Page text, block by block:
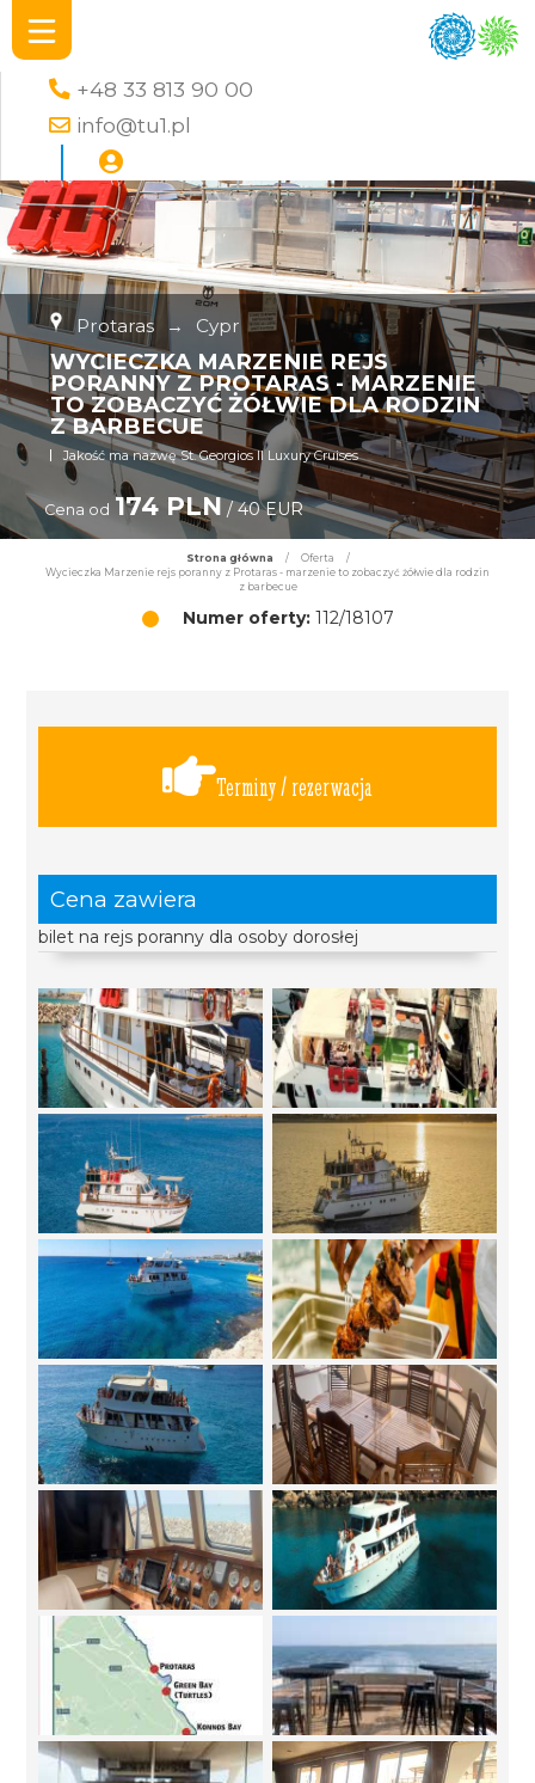
+48 33 813 90 00
info@tu1.pl
Protaras → Cypr
WYCIECZKA MARZENIE REJS
PORANNY Z PROTARAS - MARZENIE
TO ZOBACZYĆ ŻÓŁWIE DLA RODZIN
Z BARBECUE
Jakość ma nazwę St. Georgios II Luxury Cruises
Cena od 174 PLN/ 40 EUR
Strona główna / Oferta
/
Wycieczka Marzenie rejs poranny z Protaras - marzenie to zobaczyć żółwie dla rodzin
z barbecue
Numer oferty:112/18107
Terminy / rezerwacja
Cena zawiera
bilet na rejs poranny dla osoby dorosłej